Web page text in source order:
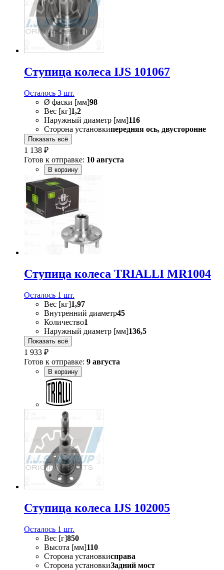
Ступица колеса IJS 101067
Осталось 3 шт.
Ø фаски [мм]98
Вес [кг]1,2
Наружный диаметр [мм]116
Сторона установкипередняя ось, двусторонне
Показать всё
1 138 ₽
Готов к отправке: 10 августа
В корзину
Ступица колеса TRIALLI MR1004
Осталось 1 шт.
Вес [кг]1,97
Внутренний диаметр45
Количество1
Наружный диаметр [мм]136,5
Показать всё
1 933 ₽
Готов к отправке: 9 августа
В корзину
Ступица колеса IJS 102005
Осталось 1 шт.
Вес [г]850
Высота [мм]110
Сторона установкисправа
Сторона установкиЗадний мост